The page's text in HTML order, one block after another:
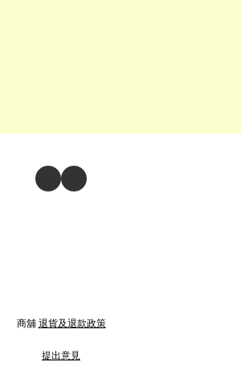
商舖 退貨及退款政策
提出意見